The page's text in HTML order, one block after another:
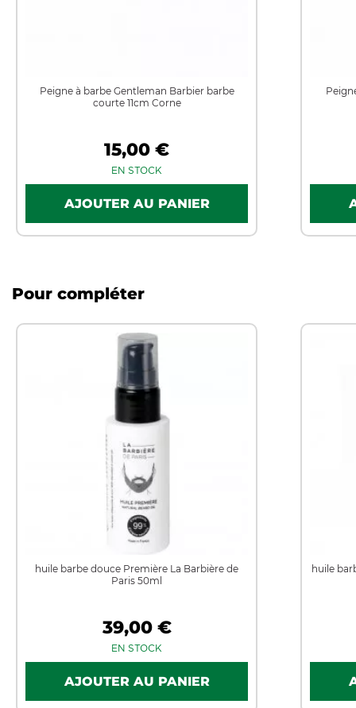
Peigne à barbe Gentleman Barbier barbe
courte 11cm Corne
15,00 €
EN STOCK
Pour compléter
huile barbe douce Première La Barbière de
Paris 50ml
39,00 €
EN STOCK
huile